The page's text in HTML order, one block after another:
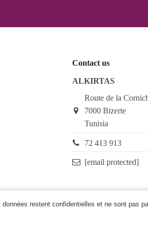
restent confidentielles et ne sont pas
Contact us
ALKIRTAS
Route de la
7000 Bizerte
Tunisia
72 413 913
[email protected]